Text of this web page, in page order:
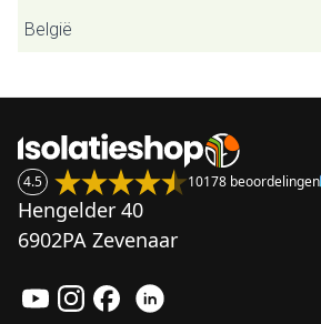
België
4.5 10178 beoordelingen
Hengelder 40
6902PA Zevenaar